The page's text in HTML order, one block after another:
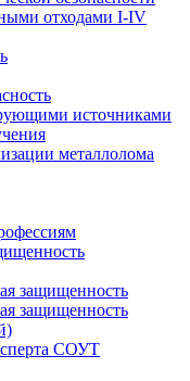
отходами I-IV
источниками
металлолома
защищенность
защищенность
СОУТ